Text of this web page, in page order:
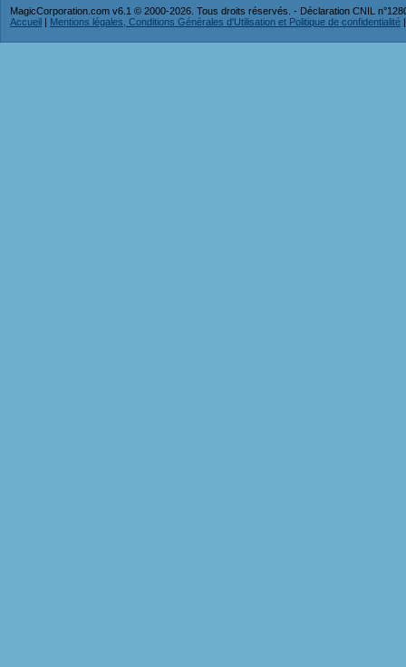
MagicCorporation.com v6.1 © 2000-2026. Tous droits réservés. - Déclaration CNIL
Accueil | Mentions légales, Conditions Générales d'Utilisation et Politique de confidentialité